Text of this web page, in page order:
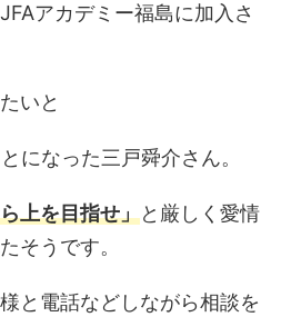
アカデミー福島に加入さ
いと
になった三戸舜介さん。
上を目指せ」と厳しく愛情
そうです。
と電話などしながら相談を